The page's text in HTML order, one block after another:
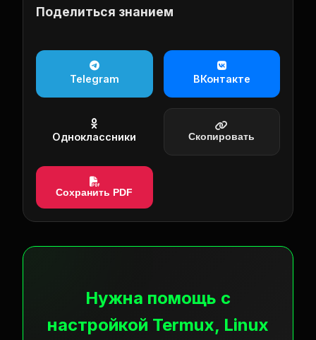
Поделиться знанием
Telegram ВКонтакте
Одноклассники Скопировать
Сохранить PDF
Нужна помощь с
настройкой Termux, Linux